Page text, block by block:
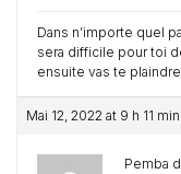
Dans n’importe quel
sera difficile pour toi
ensuite vas te plaindre
Mai 12, 2022 at 9 h 11 min
Pemba